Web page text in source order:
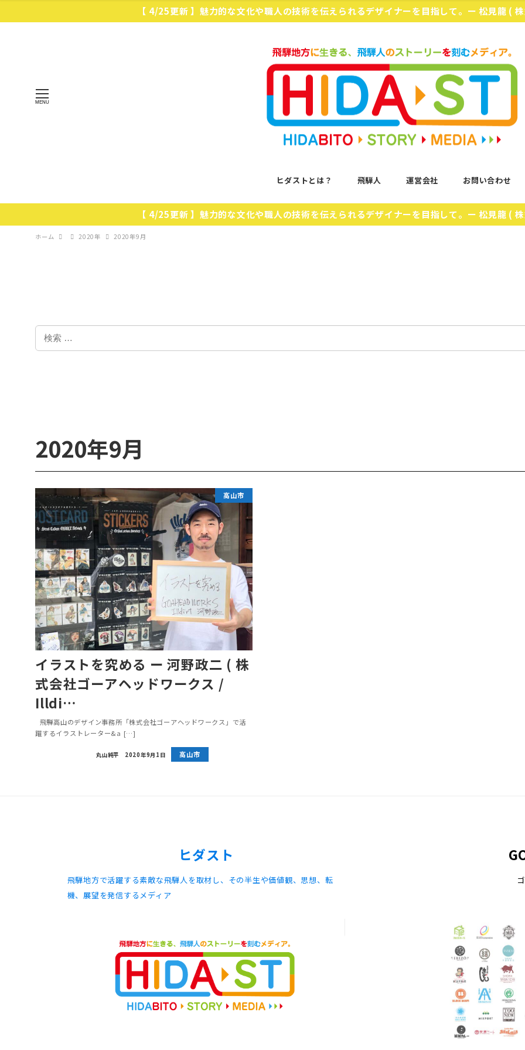
【 4/25更新 】魅力的な文化や職人の技術を伝えられるデザイナーを目指して。ー 松見龍 (
MENU
ヒダストとは？ 飛騨人 運営会社 お問い合わせ
【 4/25更新 】魅力的な文化や職人の技術を伝えられるデザイナーを目指して。ー 松見龍 (
ホーム 2020年 2020年9月
検
索
2020年9月
高山市
イラストを究める ー 河野政二 ( 株
式会社ゴーアヘッドワークス /
Illdi…
飛騨高山のデザイン事務所「株式会社ゴーアヘッドワークス」で活
躍するイラストレーター&a […]
丸山純平 2020年9月1日 高山市
ヒダスト
飛騨地方で活躍する素敵な飛騨人を取材し、その半生や価値観、思想、転
機、展望を発信するメディア